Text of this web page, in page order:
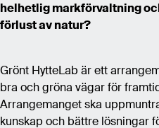
helhetlig markförvaltning
förlust av natur?
Grönt HytteLab är ett
bra och gröna vägar för
Arrangemanget ska
kunskap och bättre lösningar